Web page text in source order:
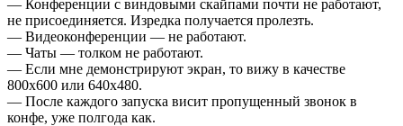
— Конференции с виндовыми скайпами почти не работают,
не присоединяется. Изредка получается пролезть.
— Видеоконференции — не работают.
— Чаты — толком не работают.
— Если мне демонстрируют экран, то вижу в качестве
800х600 или 640х480.
— После каждого запуска висит пропущенный звонок в
конфе, уже полгода как.